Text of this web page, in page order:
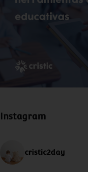
Instagram
cristic2day